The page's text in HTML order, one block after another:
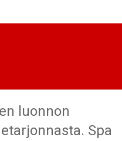
luonnon
Spa